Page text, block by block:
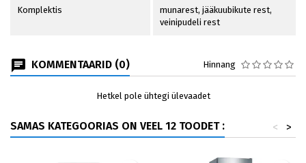
Komplektis
munarest, jääkuubikute rest,
veinipudeli rest
KOMMENTAARID (0) Hinnang
Hetkel pole ühtegi ülevaadet
SAMAS KATEGOORIAS ON VEEL 12 TOODET : >
<